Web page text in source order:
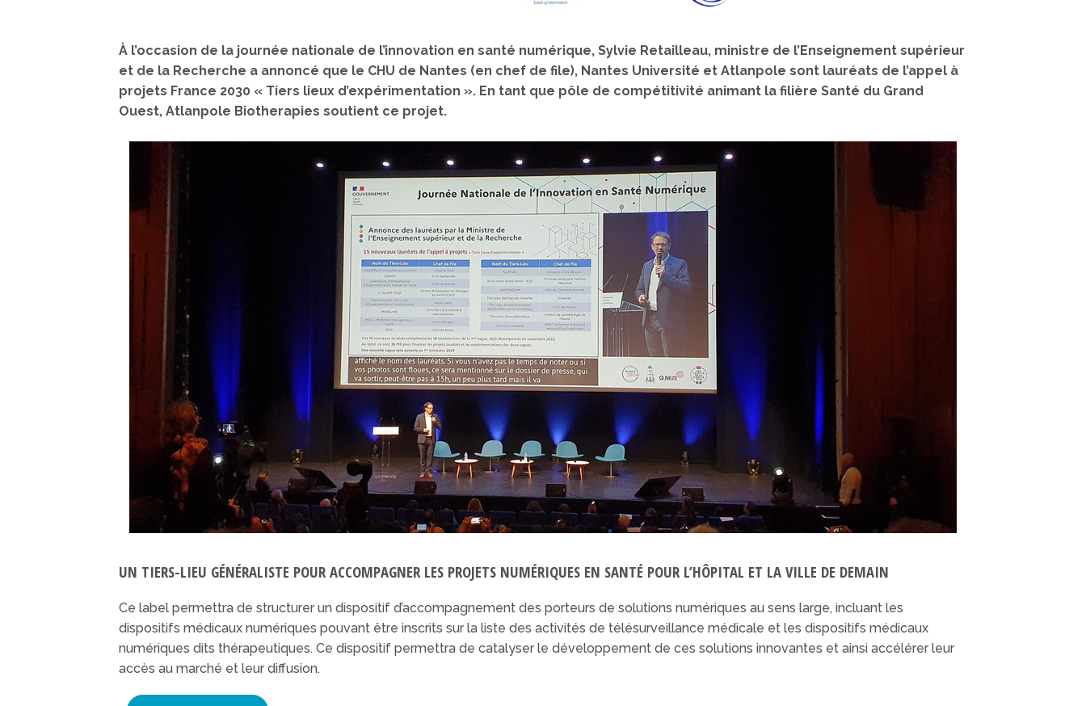
À l’occasion de la journée nationale de l’innovation en santé numérique, Sylvie Retailleau, ministre de l’Enseignement supérieur
et de la Recherche a annoncé que le CHU de Nantes (en chef de file), Nantes Université et Atlanpole sont lauréats de l’appel à
projets France 2030 « Tiers lieux d’expérimentation ». En tant que pôle de compétitivité animant la filière Santé du Grand
Ouest, Atlanpole Biotherapies soutient ce projet.
UN TIERS-LIEU GÉNÉRALISTE POUR ACCOMPAGNER LES PROJETS NUMÉRIQUES EN SANTÉ POUR L’HÔPITAL ET LA VILLE DE DEMAIN
Ce label permettra de structurer un dispositif d’accompagnement des porteurs de solutions numériques au sens large, incluant les
dispositifs médicaux numériques pouvant être inscrits sur la liste des activités de télésurveillance médicale et les dispositifs médicaux
numériques dits thérapeutiques. Ce dispositif permettra de catalyser le développement de ces solutions innovantes et ainsi accélérer leur
accès au marché et leur diffusion.